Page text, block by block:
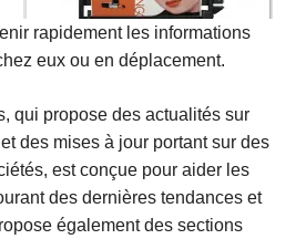
rapidement les informations
eux ou en déplacement.
qui propose des actualités sur
des mises à jour portant sur des
est conçue pour aider les
des dernières tendances et
également des sections